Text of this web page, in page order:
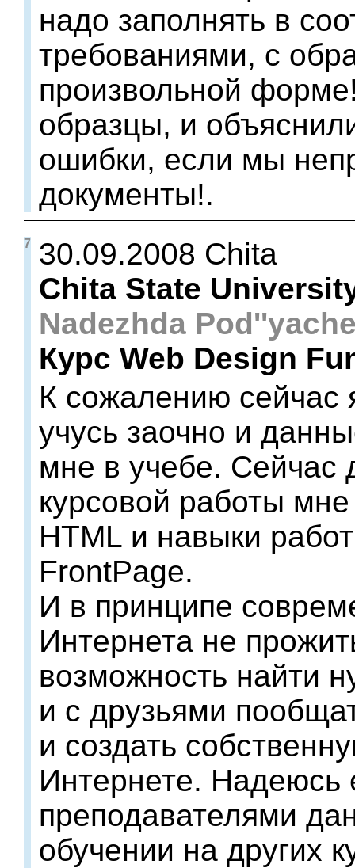
надо заполнять в
требованиями, с
произвольной
образцы, и
ошибки, если мы
документы!.
7
30.09.2008 Chita
Chita State
Nadezhda
Курс Web Design
К сожалению сейчас
учусь заочно и
мне в учебе. Сейчас
курсовой работы
HTML и навыки
FrontPage.
И в принципе
Интернета не
возможность найти
и с друзьями
и создать
Интернете. Надеюсь
преподавателями
обучении на других